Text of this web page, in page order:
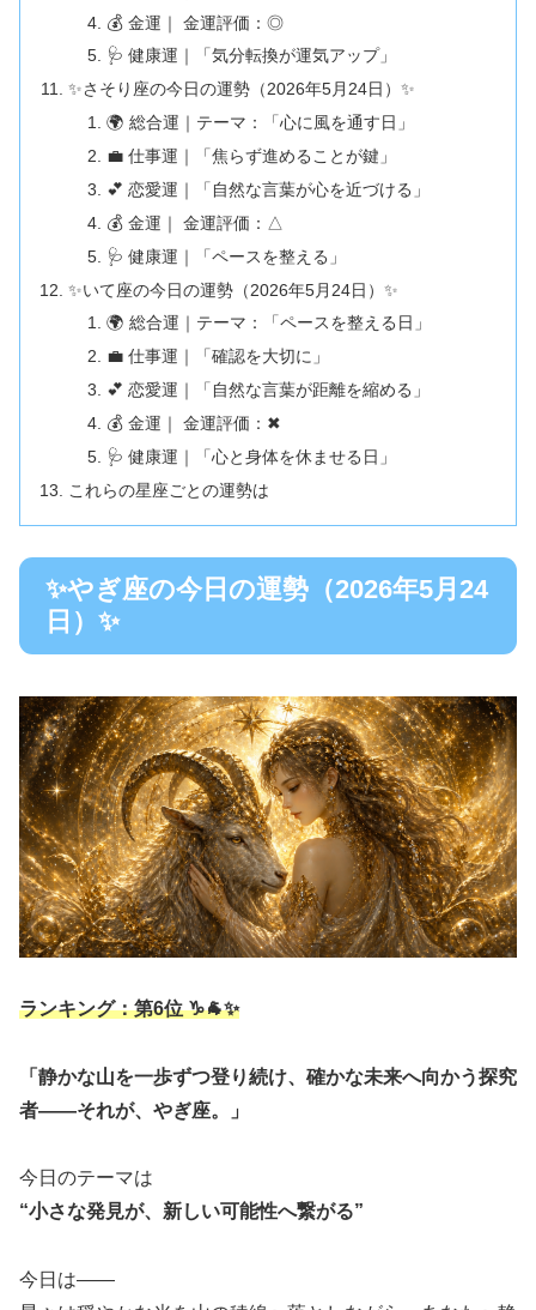
💰 金運｜ 金運評価：◎
🩺 健康運｜「気分転換が運気アップ」
✨さそり座の今日の運勢（2026年5月24日）✨
🌍 総合運｜テーマ：「心に風を通す日」
💼 仕事運｜「焦らず進めることが鍵」
💕 恋愛運｜「自然な言葉が心を近づける」
💰 金運｜ 金運評価：△
🩺 健康運｜「ペースを整える」
✨いて座の今日の運勢（2026年5月24日）✨
🌍 総合運｜テーマ：「ペースを整える日」
💼 仕事運｜「確認を大切に」
💕 恋愛運｜「自然な言葉が距離を縮める」
💰 金運｜ 金運評価：✖
🩺 健康運｜「心と身体を休ませる日」
これらの星座ごとの運勢は
✨やぎ座の今日の運勢（2026年5月24
日）✨
ランキング：第6位 ♑🐐✨
「静かな山を一歩ずつ登り続け、確かな未来へ向かう探究
者――それが、やぎ座。」
今日のテーマは
“小さな発見が、新しい可能性へ繋がる”
今日は――